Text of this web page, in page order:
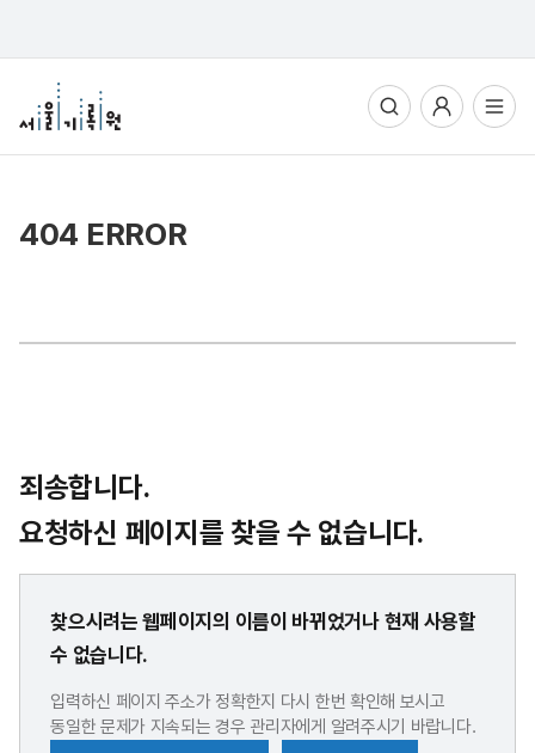
전체메뉴열기
404 ERROR
죄송합니다.
요청하신 페이지를 찾을 수 없습니다.
찾으시려는 웹페이지의 이름이 바뀌었거나 현재 사용할
수 없습니다.
입력하신 페이지 주소가 정확한지 다시 한번 확인해 보시고
동일한 문제가 지속되는 경우 관리자에게 알려주시기 바랍니다.